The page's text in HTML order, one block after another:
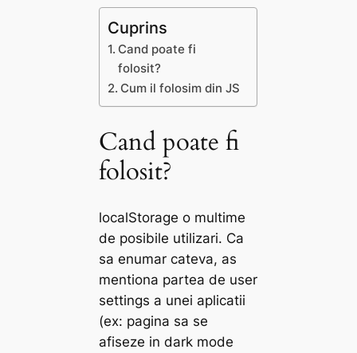
Cuprins
Cand poate fi
folosit?
Cum il folosim din JS
Cand poate fi
folosit?
localStorage o multime
de posibile utilizari. Ca
sa enumar cateva, as
mentiona partea de user
settings a unei aplicatii
(ex: pagina sa se
afiseze in dark mode